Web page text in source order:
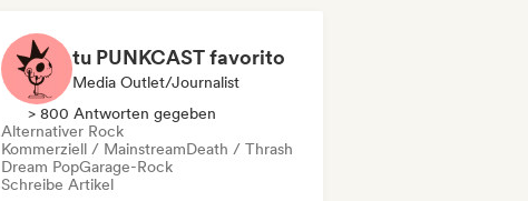
tu PUNKCAST favorito
Media Outlet/Journalist
> 800 Antworten gegeben
Alternativer Rock
Kommerziell / MainstreamDeath / Thrash
Dream PopGarage-Rock
Schreibe Artikel